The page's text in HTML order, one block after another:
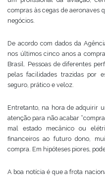
compras às cegas de aeronaves
negócios.
De acordo com dados da
nos últimos cinco anos a
Brasil. Pessoas de diferentes
pelas facilidades trazidas por
seguro, prático e veloz.
Entretanto, na hora de adquirir
atenção para não acabar
mal estado mecânico ou
financeiros ao futuro dono,
compra. Em hipóteses piores,
A boa notícia é que a frota